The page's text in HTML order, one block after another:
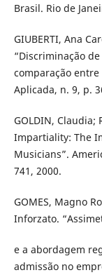
Brasil. Rio de
GIUBERTI, Ana
“Discriminação
comparação entre
Aplicada, n. 9, p.
GOLDIN, Claudia;
Impartiality: The
Musicians”.
741, 2000.
GOMES, Magno
Inforzato.
e a abordagem
admissão no